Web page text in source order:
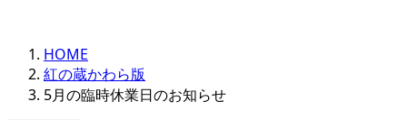
HOME
紅の蔵かわら版
5月の臨時休業日のお知らせ